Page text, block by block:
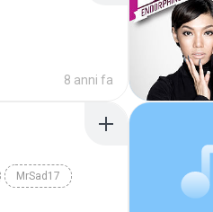
8 anni fa
MrSad17